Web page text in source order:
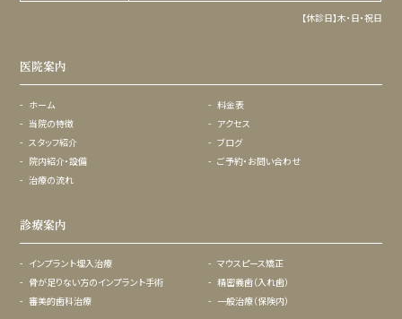
【休診日】木・日・祝日
医院案内
ホーム
料金表
当院の特徴
アクセス
スタッフ紹介
ブログ
院内紹介・設備
ご予約・お問い合わせ
治療の流れ
診療案内
インプラント埋入治療
マウスピース矯正
骨が足りない方のインプラント手術
精密義歯（入れ歯）
審美的歯科治療
一般治療（保険内）